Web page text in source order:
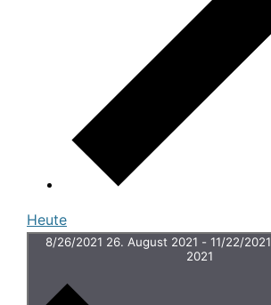
Heute
8/26/2021 26. August 2021 - 11/22/2021
2021